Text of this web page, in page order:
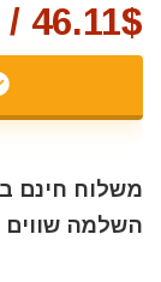
46.11$ / 173₪
השלמה שווים